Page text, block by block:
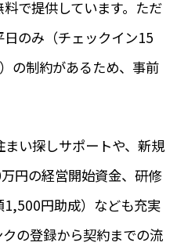
で提供しています。ただ
のみ（チェックイン15
の制約があるため、事前
い探しサポートや、新規
円の経営開始資金、研修
円助成）なども充実
の登録から契約までの流